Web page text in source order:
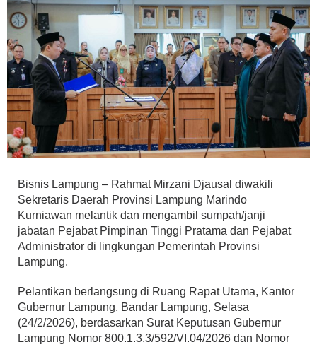
Bisnis Lampung – Rahmat Mirzani Djausal diwakili
Sekretaris Daerah Provinsi Lampung Marindo
Kurniawan melantik dan mengambil sumpah/janji
jabatan Pejabat Pimpinan Tinggi Pratama dan Pejabat
Administrator di lingkungan Pemerintah Provinsi
Lampung.
Pelantikan berlangsung di Ruang Rapat Utama, Kantor
Gubernur Lampung, Bandar Lampung, Selasa
(24/2/2026), berdasarkan Surat Keputusan Gubernur
Lampung Nomor 800.1.3.3/592/VI.04/2026 dan Nomor